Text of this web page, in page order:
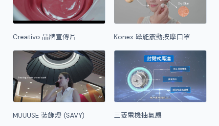
Creativo 品牌宣傳片 Konex 磁能震動按摩口罩
MUUUSE 裝飾燈 (SAVY) 三菱電機抽氣扇